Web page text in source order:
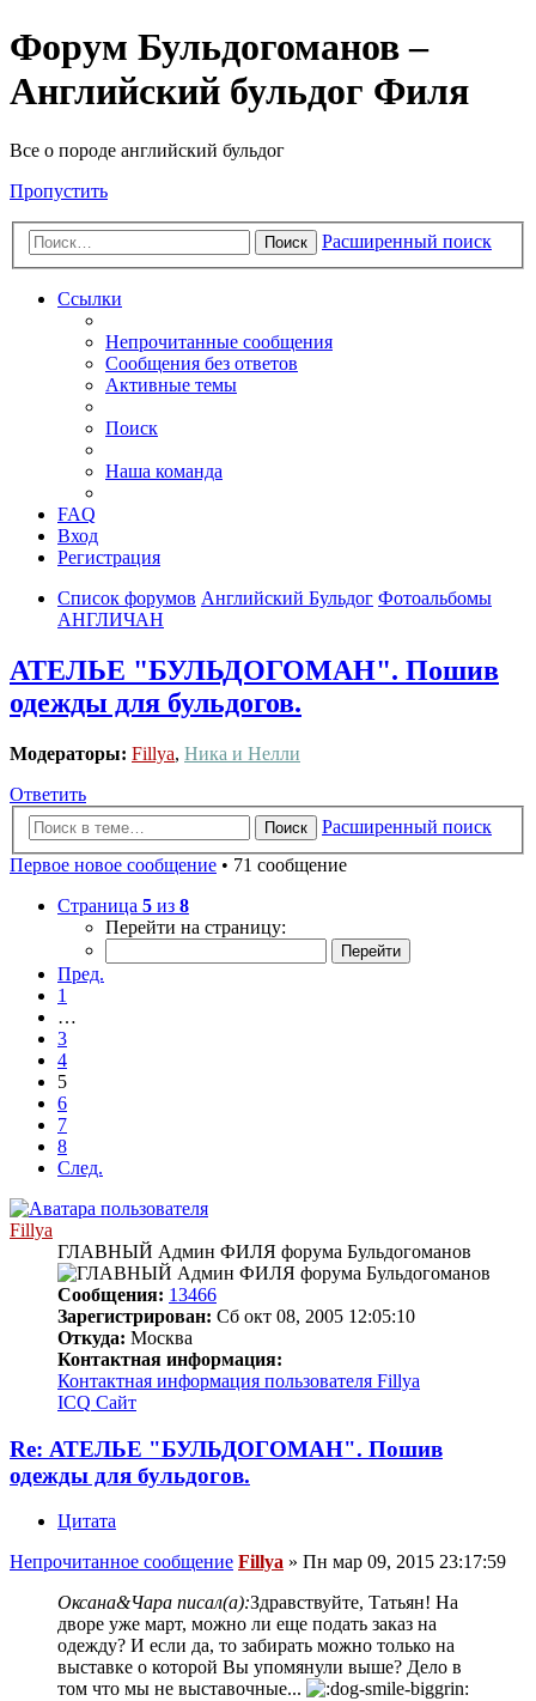
Форум Бульдогоманов –
Английский бульдог Филя
Все о породе английский бульдог
Пропустить
Поиск Расширенный поиск
Ссылки
Непрочитанные сообщения
Сообщения без ответов
Активные темы
Поиск
Наша команда
FAQ
Вход
Регистрация
Список форумов Английский Бульдог Фотоальбомы
АНГЛИЧАН
АТЕЛЬЕ "БУЛЬДОГОМАН". Пошив
одежды для бульдогов.
Модераторы: Fillya, Ника и Нелли
Ответить
Поиск
Расширенный поиск
Первое новое сообщение • 71 сообщение
Страница 5 из 8
Перейти на страницу:
Пред.
1
…
3
4
5
6
7
8
След.
Fillya
ГЛАВНЫЙ Админ ФИЛЯ форума Бульдогоманов
Сообщения: 13466
Зарегистрирован: Сб окт 08, 2005 12:05:10
Откуда: Москва
Контактная информация:
Контактная информация пользователя Fillya
ICQ Сайт
Re: АТЕЛЬЕ "БУЛЬДОГОМАН". Пошив
одежды для бульдогов.
Цитата
Непрочитанное сообщение Fillya » Пн мар 09, 2015 23:17:59
Оксана&Чара писал(а):Здравствуйте, Татьян! На
дворе уже март, можно ли еще подать заказ на
одежду? И если да, то забирать можно только на
выставке о которой Вы упомянули выше? Дело в
том что мы не выставочные...